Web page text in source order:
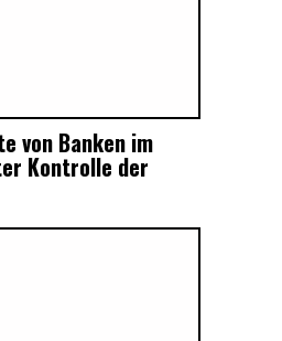
von Banken im
Kontrolle der